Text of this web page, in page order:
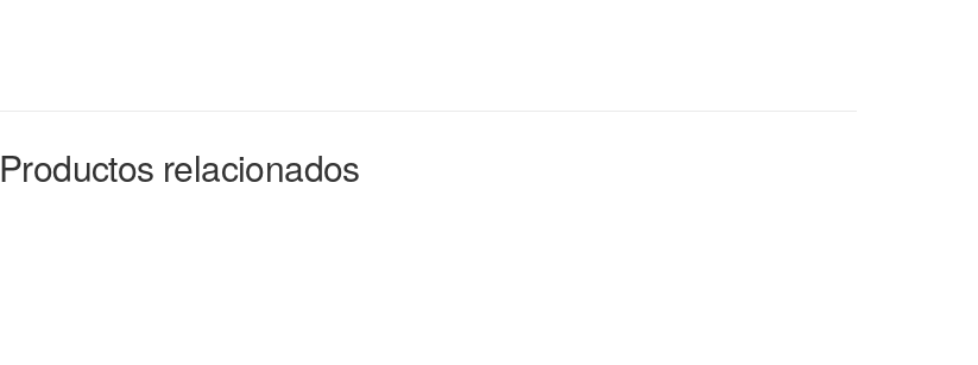
Productos relacionados